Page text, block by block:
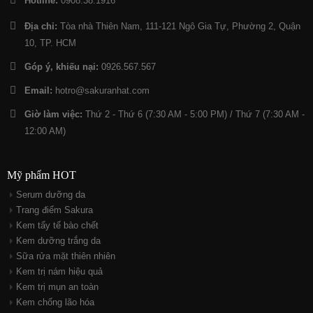
Địa chỉ:
Tòa nhà Thiên Nam, 111-121 Ngô Gia Tự, Phường 2, Quận
10, TP. HCM
Góp ý, khiếu nại: 0926.567.567
Email: hotro@sakuranhat.com
Giờ làm việc:
Thứ 2 - Thứ 6 (7:30 AM - 5:00 PM) / Thứ 7 (7:30 AM -
12:00 AM)
Mỹ phẩm HOT
Serum dưỡng da
Trang điểm Sakura
Kem tẩy tế bào chết
Kem dưỡng trắng da
Sữa rửa mặt thiên nhiên
Kem trị nám hiệu quả
Kem trị mụn an toàn
Kem chống lão hóa